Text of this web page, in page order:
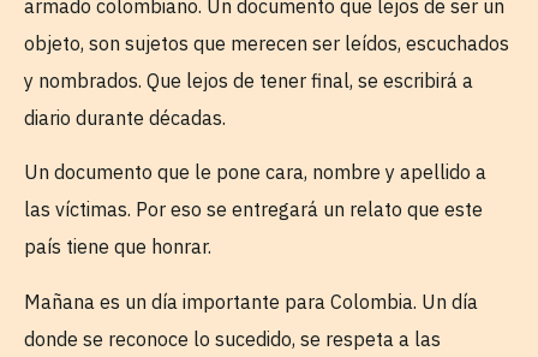
armado colombiano. Un documento que lejos de ser un
objeto, son sujetos que merecen ser leídos, escuchados
y nombrados. Que lejos de tener final, se escribirá a
diario durante décadas.
Un documento que le pone cara, nombre y apellido a
las víctimas. Por eso se entregará un relato que este
país tiene que honrar.
Mañana es un día importante para Colombia. Un día
donde se reconoce lo sucedido, se respeta a las